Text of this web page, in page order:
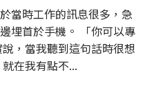
當時工作的訊息很多，急
埋首於手機。 「你可以專
，當我聽到這句話時很想
在我有點不...